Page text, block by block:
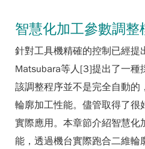
智慧化加工參數調整
針對工具機精確的控制已經提
Matsubara等人[3]提出了一種
該調整程序並不是完全自動的
輪廓加工性能。儘管取得了很
實際應用。本章節介紹智慧化
能，透過機台實際跑合二維輪